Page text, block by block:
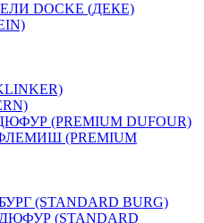
DOCKE (ДЕКЕ)
(PREMIUM DUFOUR)
(PREMIUM
(STANDARD BURG)
(STANDARD